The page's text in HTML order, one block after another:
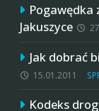
Pogawędka
Jakuszyce
Jak dobrać
15.01.2011
Kodeks